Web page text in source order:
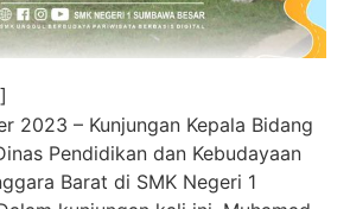
2023 – Kunjungan Kepala Bidang
Pendidikan dan Kebudayaan
Barat di SMK Negeri 1